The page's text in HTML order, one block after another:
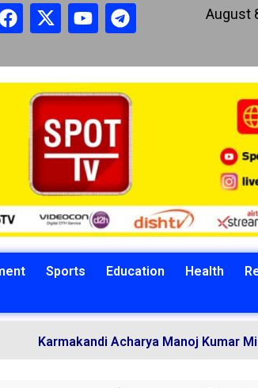
August
Sports Education Health
Acharya Manoj Kumar Mishra